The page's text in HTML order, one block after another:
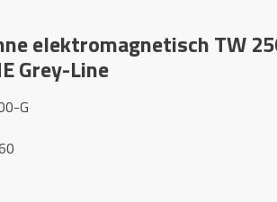
elektromagnetisch TW
Grey-Line
G